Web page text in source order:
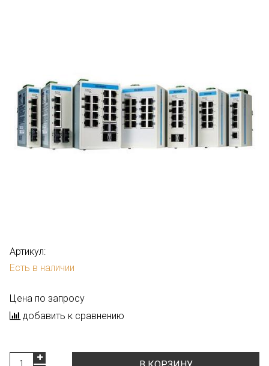
Артикул:
Есть в наличии
Цена по запросу
добавить к сравнению